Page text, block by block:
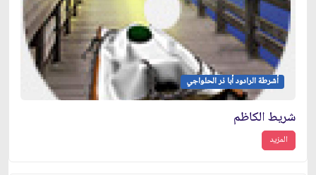
أشرطة الرادود أبا ذر الحلواجي
شريط الكاظم
المزيد